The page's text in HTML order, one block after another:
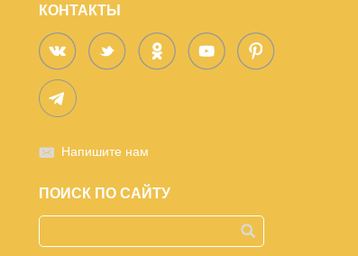
КОНТАКТЫ
Напишите нам
ПОИСК ПО САЙТУ